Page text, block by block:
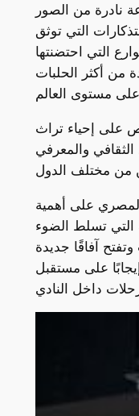
نادرة من الصور
التي توثق
التي احتضنتها
من أكثر الحلبات
على إحياء تراث
الثقافي والمعرفي
على أهمية
التي تسلط الضوء
آفاقًا جديدة
على مستقبل